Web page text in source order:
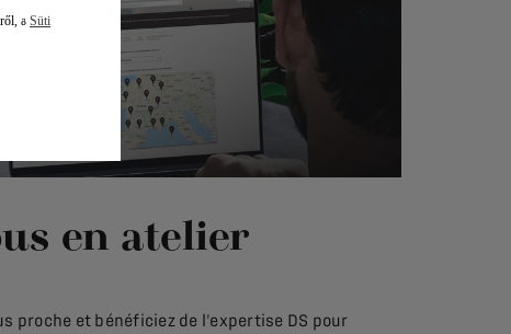
en atelier
proche et bénéficiez de l'expertise DS pour
a Süti